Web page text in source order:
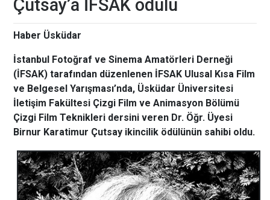
Çutsay’a İFSAK ödülü
Haber Üsküdar
İstanbul Fotoğraf ve Sinema Amatörleri Derneği
(İFSAK) tarafından düzenlenen İFSAK Ulusal Kısa Film
ve Belgesel Yarışması’nda, Üsküdar Üniversitesi
İletişim Fakültesi Çizgi Film ve Animasyon Bölümü
Çizgi Film Teknikleri dersini veren Dr. Öğr. Üyesi
Birnur Karatimur Çutsay ikincilik ödülünün sahibi oldu.